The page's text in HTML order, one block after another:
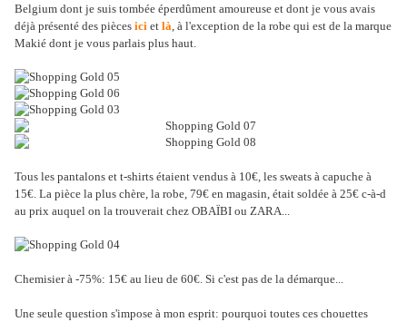
Belgium dont je suis tombée éperdûment amoureuse et dont je vous avais
déjà présenté des pièces ici et là, à l'exception de la robe qui est de la marque
Makié dont je vous parlais plus haut.
Tous les pantalons et t-shirts étaient vendus à 10€, les sweats à capuche à
15€. La pièce la plus chère, la robe, 79€ en magasin, était soldée à 25€ c-à-d
au prix auquel on la trouverait chez OBAÏBI ou ZARA...
Chemisier à -75%: 15€ au lieu de 60€. Si c'est pas de la démarque...
Une seule question s'impose à mon esprit: pourquoi toutes ces chouettes